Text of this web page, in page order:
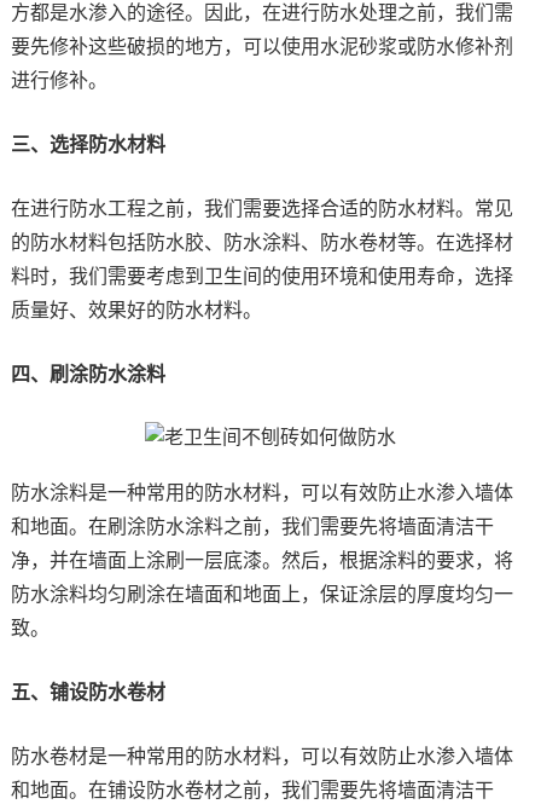
方都是水渗入的途径。因此，在进行防水处理之前，我们需
要先修补这些破损的地方，可以使用水泥砂浆或防水修补剂
进行修补。
三、选择防水材料
在进行防水工程之前，我们需要选择合适的防水材料。常见
的防水材料包括防水胶、防水涂料、防水卷材等。在选择材
料时，我们需要考虑到卫生间的使用环境和使用寿命，选择
质量好、效果好的防水材料。
四、刷涂防水涂料
防水涂料是一种常用的防水材料，可以有效防止水渗入墙体
和地面。在刷涂防水涂料之前，我们需要先将墙面清洁干
净，并在墙面上涂刷一层底漆。然后，根据涂料的要求，将
防水涂料均匀刷涂在墙面和地面上，保证涂层的厚度均匀一
致。
五、铺设防水卷材
防水卷材是一种常用的防水材料，可以有效防止水渗入墙体
和地面。在铺设防水卷材之前，我们需要先将墙面清洁干